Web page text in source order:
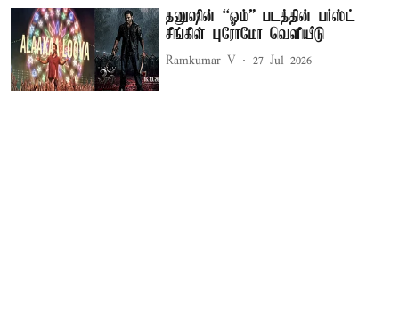
தனுஷின் “ஓம்” படத்தின் பர்ஸ்ட்
சிங்கிள் புரோமோ வெளியீடு
Ramkumar V 27 Jul 2026